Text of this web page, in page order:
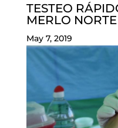
TESTEO
MERLO NORTE
May 7, 2019